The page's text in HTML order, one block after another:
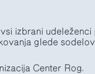
izbrani
glede
Center Rog.